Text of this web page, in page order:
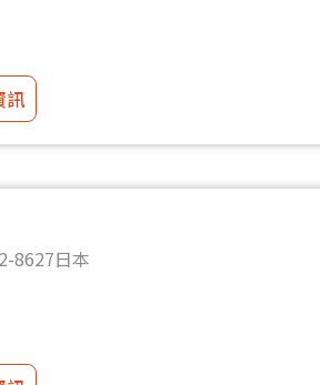
訊
8627日本